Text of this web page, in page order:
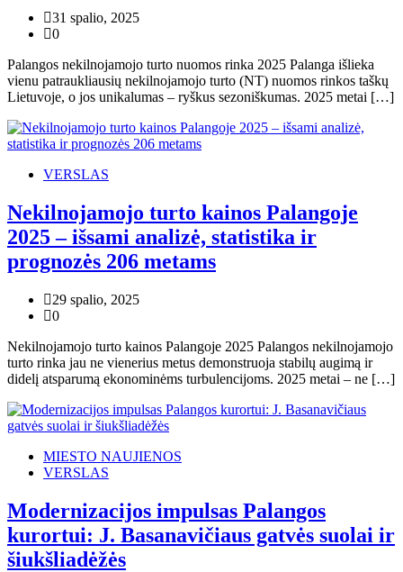
31 spalio, 2025
0
Palangos nekilnojamojo turto nuomos rinka 2025 Palanga išlieka
vienu patraukliausių nekilnojamojo turto (NT) nuomos rinkos taškų
Lietuvoje, o jos unikalumas – ryškus sezoniškumas. 2025 metai […]
VERSLAS
Nekilnojamojo turto kainos Palangoje
2025 – išsami analizė, statistika ir
prognozės 206 metams
29 spalio, 2025
0
Nekilnojamojo turto kainos Palangoje 2025 Palangos nekilnojamojo
turto rinka jau ne vienerius metus demonstruoja stabilų augimą ir
didelį atsparumą ekonominėms turbulencijoms. 2025 metai – ne […]
MIESTO NAUJIENOS
VERSLAS
Modernizacijos impulsas Palangos
kurortui: J. Basanavičiaus gatvės suolai ir
šiukšliadėžės